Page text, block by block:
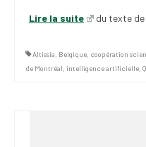
Lire la suite du texte de
Altissia, Belgique, coopération
de Montréal, intelligence artificielle,